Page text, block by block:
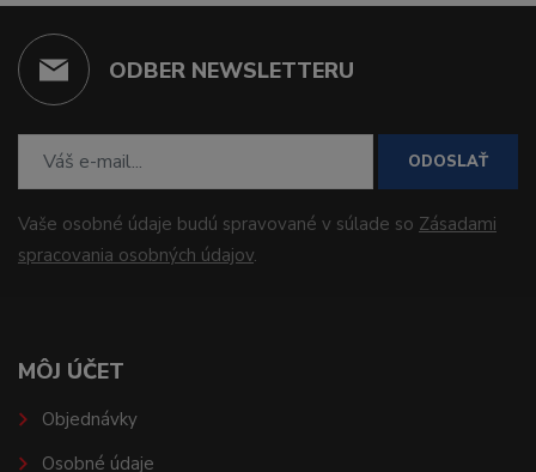
ODBER NEWSLETTERU
ODOSLAŤ
Vaše osobné údaje budú spravované v súlade so Zásadami
spracovania osobných údajov.
MÔJ ÚČET
Objednávky
Osobné údaje